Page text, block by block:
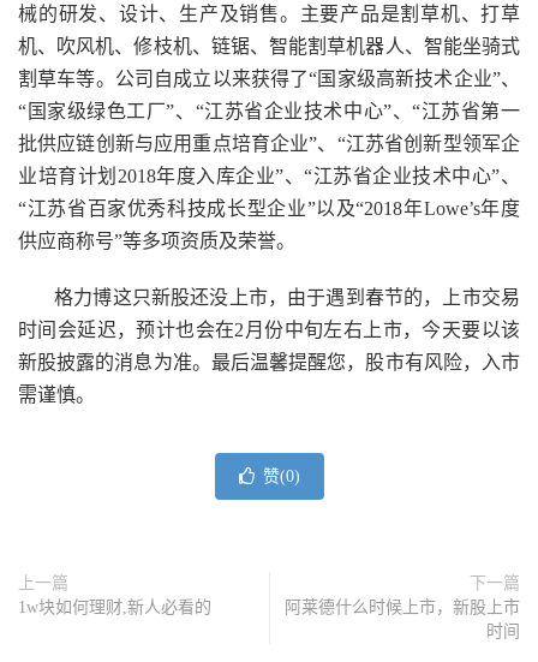
械的研发、设计、生产及销售。主要产品是割草机、打草
机、吹风机、修枝机、链锯、智能割草机器人、智能坐骑式
割草车等。公司自成立以来获得了“国家级高新技术企业”、
“国家级绿色工厂”、“江苏省企业技术中心”、“江苏省第一
批供应链创新与应用重点培育企业”、“江苏省创新型领军企
业培育计划2018年度入库企业”、“江苏省企业技术中心”、
“江苏省百家优秀科技成长型企业”以及“2018年Lowe’s年度
供应商称号”等多项资质及荣誉。
格力博这只新股还没上市，由于遇到春节的，上市交易
时间会延迟，预计也会在2月份中旬左右上市，今天要以该
新股披露的消息为准。最后温馨提醒您，股市有风险，入市
需谨慎。
赞(0)
上一篇
1w块如何理财,新人必看的
下一篇
阿莱德什么时候上市，新股上市
时间